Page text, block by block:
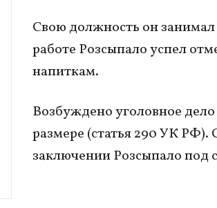
Свою должность он
работе Розсыпало успел
напиткам.
Возбуждено уголовное
размере (статья 290 УК РФ).
заключении Розсыпало под